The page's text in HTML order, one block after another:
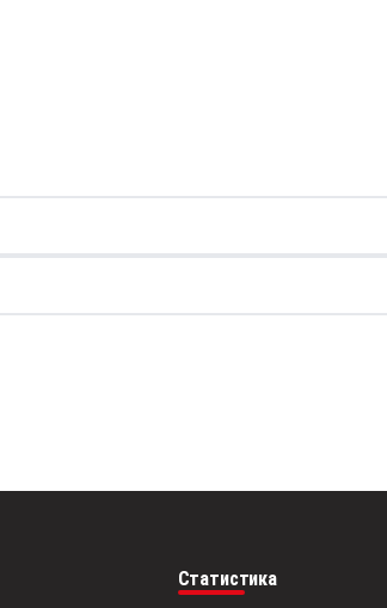
Статистика